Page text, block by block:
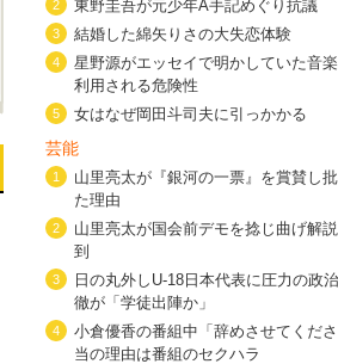
・ 五輪でIOC
2 東野圭吾が元少年A手記めぐり抗議
3 結婚した綿矢りさの大失恋体験
4
星野源がエッセイで明かしていた音
利用される危険性
5 女はなぜ岡田斗司夫に引っかかる
芸能
1
山里亮太が『銀河の一票』を賞賛し
た理由
2
山里亮太が国会前デモを捻じ曲げ解
到
3
日の丸外しU-18日本代表に圧力の政
徹が「学徒出陣か」
4
小倉優香の番組中「辞めさせてくだ
当の理由は番組のセクハラ